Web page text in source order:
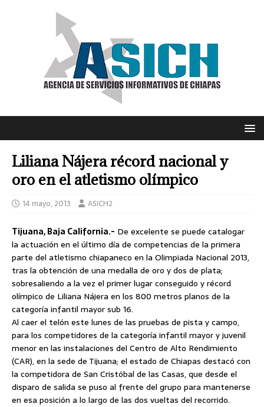
Liliana Nájera récord nacional y
oro en el atletismo olímpico
14 mayo, 2013 ASICH2
Tijuana, Baja California.- De excelente se puede catalogar
la actuación en el último día de competencias de la primera
parte del atletismo chiapaneco en la Olimpiada Nacional 2013,
tras la obtención de una medalla de oro y dos de plata;
sobresaliendo a la vez el primer lugar conseguido y récord
olímpico de Liliana Nájera en los 800 metros planos de la
categoría infantil mayor sub 16.
Al caer el telón este lunes de las pruebas de pista y campo,
para los competidores de la categoría infantil mayor y juvenil
menor en las instalaciones del Centro de Alto Rendimiento
(CAR), en la sede de Tijuana; el estado de Chiapas destacó con
la competidora de San Cristóbal de las Casas, que desde el
disparo de salida se puso al frente del grupo para mantenerse
en esa posición a lo largo de las dos vueltas del recorrido.